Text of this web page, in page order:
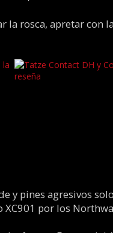
la rosca, apretar con
y pines agresivos
por los